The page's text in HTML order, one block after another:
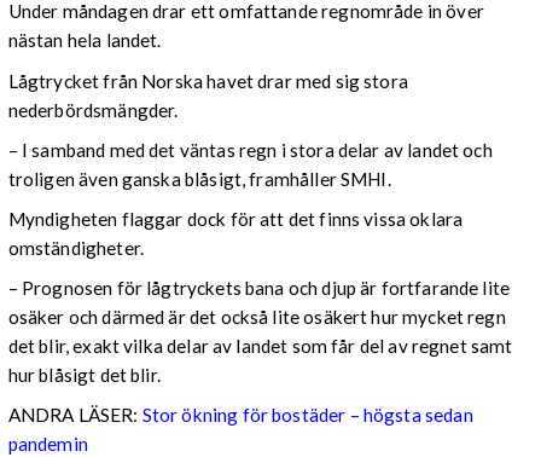
Under måndagen drar ett omfattande regnområde in över
nästan hela landet.
Lågtrycket från Norska havet drar med sig stora
nederbördsmängder.
– I samband med det väntas regn i stora delar av landet och
troligen även ganska blåsigt, framhåller SMHI.
Myndigheten flaggar dock för att det finns vissa oklara
omständigheter.
– Prognosen för lågtryckets bana och djup är fortfarande lite
osäker och därmed är det också lite osäkert hur mycket regn
det blir, exakt vilka delar av landet som får del av regnet samt
hur blåsigt det blir.
ANDRA LÄSER: Stor ökning för bostäder – högsta sedan
pandemin